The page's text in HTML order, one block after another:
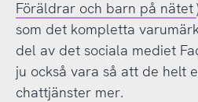
Föräldrar och barn på nätet
som det kompletta
del av det sociala mediet
ju också vara så att de helt
chattjänster mer.